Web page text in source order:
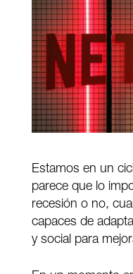
Estamos en un
parece que lo
recesión o no,
capaces de
y social para